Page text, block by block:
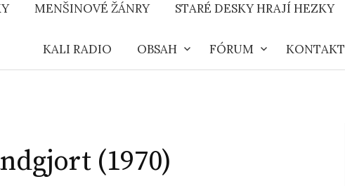
MENŠINOVÉ ŽÁNRY STARÉ DESKY HRAJÍ HEZKY
KALI RADIO OBSAH FÓRUM KONTAKT
(1970)